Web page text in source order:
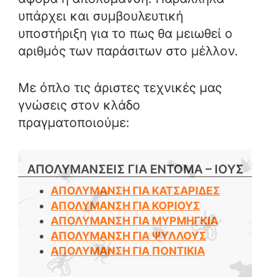
υπάρχει και συμβουλευτική
υποστήριξη για το πως θα μειωθεί ο
αριθμός των παράσιτων στο μέλλον.
Με όπλο τις άριστες τεχνικές μας
γνώσεις στον κλάδο
πραγματοποιούμε:
ΑΠΟΛΥΜΑΝΣΕΙΣ ΓΙΑ ΕΝΤΟΜΑ – ΙΟΥΣ
ΑΠΟΛΥΜΑΝΣΗ ΓΙΑ ΚΑΤΣΑΡΙΔΕΣ
ΑΠΟΛΥΜΑΝΣΗ ΓΙΑ ΚΟΡΙΟΥΣ
ΑΠΟΛΥΜΑΝΣΗ ΓΙΑ ΜΥΡΜΗΓΚΙΑ
ΑΠΟΛΥΜΑΝΣΗ ΓΙΑ ΨΥΛΛΟΥΣ
ΑΠΟΛΥΜΑΝΣΗ ΓΙΑ ΠΟΝΤΙΚΙΑ